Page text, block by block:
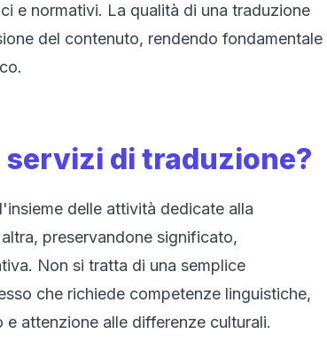
e normativi. La qualità di una traduzione
del contenuto, rendendo fondamentale
servizi di traduzione?
delle attività dedicate alla
preservandone significato,
Non si tratta di una semplice
che richiede competenze linguistiche,
attenzione alle differenze culturali.